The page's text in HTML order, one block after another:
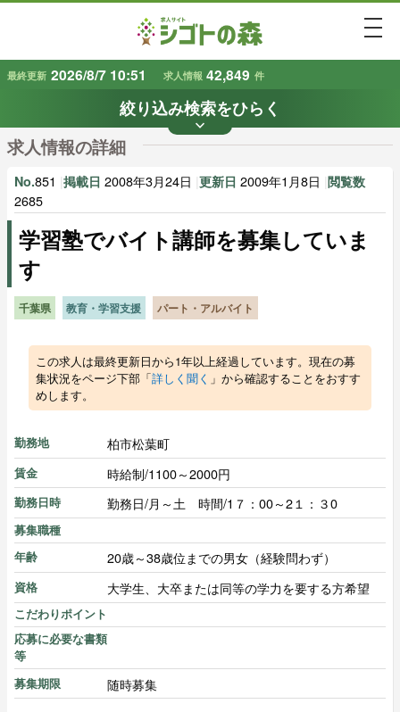
最終更新 2026/8/7 10:51 求人情報 42,849 件
絞り込み検索をひらく
keyboard_arrow_down
条件から探す
地域で探す 業種 で探す
雇用形態で探す 賃金で探す
キーワードで探す
求人情報の詳細
No.851 掲載日 2008年3月24日 更新日 2009年1月8日 閲覧数
2685
学習塾でバイト講師を募集していま
す
千葉県 教育・学習支援 パート・アルバイト
この求人は最終更新日から1年以上経過しています。現在の募
集状況をページ下部「詳しく聞く 」から確認することをおすす
めします。
勤務地 柏市松葉町
賃金 時給制/1100～2000円
勤務日時 勤務日/月～土 時間/1７：00～2１：３0
募集職種
年齢
20歳～38歳位までの男女（経験問わず）
資格 大学生、大卒または同等の学力を要する方希望
こだわりポイント
応募に必要な書類
等
募集期限
随時募集